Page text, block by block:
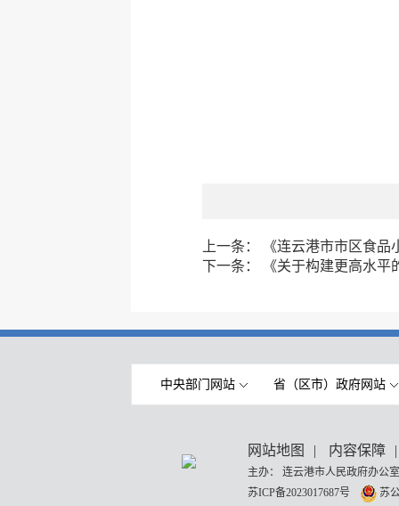
上一条：
《连云港市市区食
下一条：
《关于构建更高水
中央部门网站 省（区市）政府网站
网站地图 | 内容保障 |
主办： 连云港市人民政府办
苏ICP备2023017687号
苏